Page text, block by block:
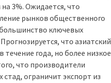
3%. Ожидается, что
рынков общественного
ключевых
что азиатский
года, но более низкое
что производители
стад, ограничит экспорт из